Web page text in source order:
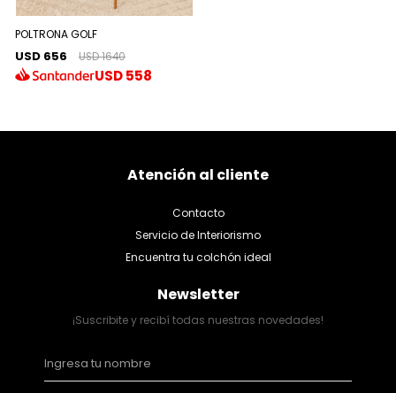
POLTRONA GOLF
USD 656 USD 1640
USD558
Atención al cliente
Contacto
Servicio de Interiorismo
Encuentra tu colchón ideal
Newsletter
¡Suscribite y recibí todas nuestras novedades!